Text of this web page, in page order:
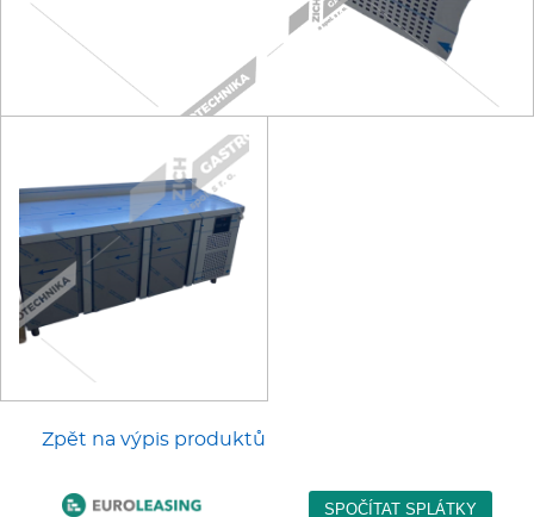
Roboty
Kávovary
Řeznické stroje
Konvektomaty/Pece
Sporáky
Stolní zařízení
Myčky
Zpět na výpis produktů